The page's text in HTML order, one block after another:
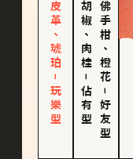
皮革、琥珀－玩樂型 胡椒、肉桂
－
佔有型
佛手柑、橙花
－
好友型